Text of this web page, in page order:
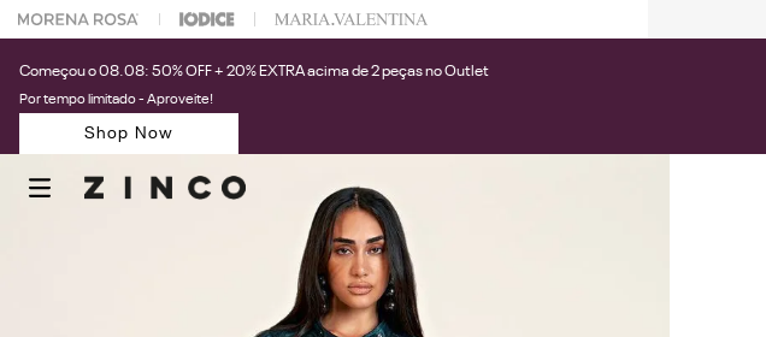
na sua 1° compra usando o cupom: PRIMEIRAZIN
Começou o 08.08: 50% OFF + 20% EXTRA acima de 2 peças no Outlet
Por tempo limitado - Aproveite!
Shop Now